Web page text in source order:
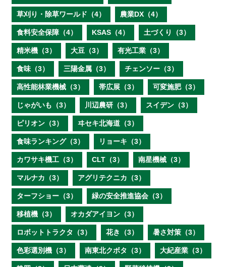
草刈り・除草ワールド（4） 農業DX（4）
食料安全保障（4） KSAS（4） 土づくり（3）
精米機（3） 大豆（3） 有光工業（3）
食味（3） 三陽金属（3） チェンソー（3）
高性能林業機械（3） 帯広展（3） 可変施肥（3）
じゃがいも（3） 川辺農研（3） スイデン（3）
ピリオン（3） ヰセキ北海道（3）
食味ランキング（3） リョーキ（3）
カワサキ機工（3） CLT（3） 南星機械（3）
マルナカ（3） アグリテクニカ（3）
ターフショー（3） 緑の安全推進協会（3）
移植機（3） オカダアイヨン（3）
ロボットトラクタ（3） 花き（3） 暑さ対策（3）
色彩選別機（3） 南東北クボタ（3） 大紀産業（3）